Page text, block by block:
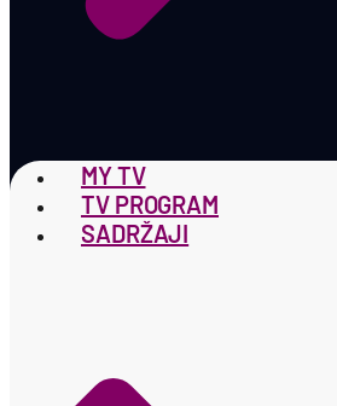
MY TV
TV PROGRAM
SADRŽAJI